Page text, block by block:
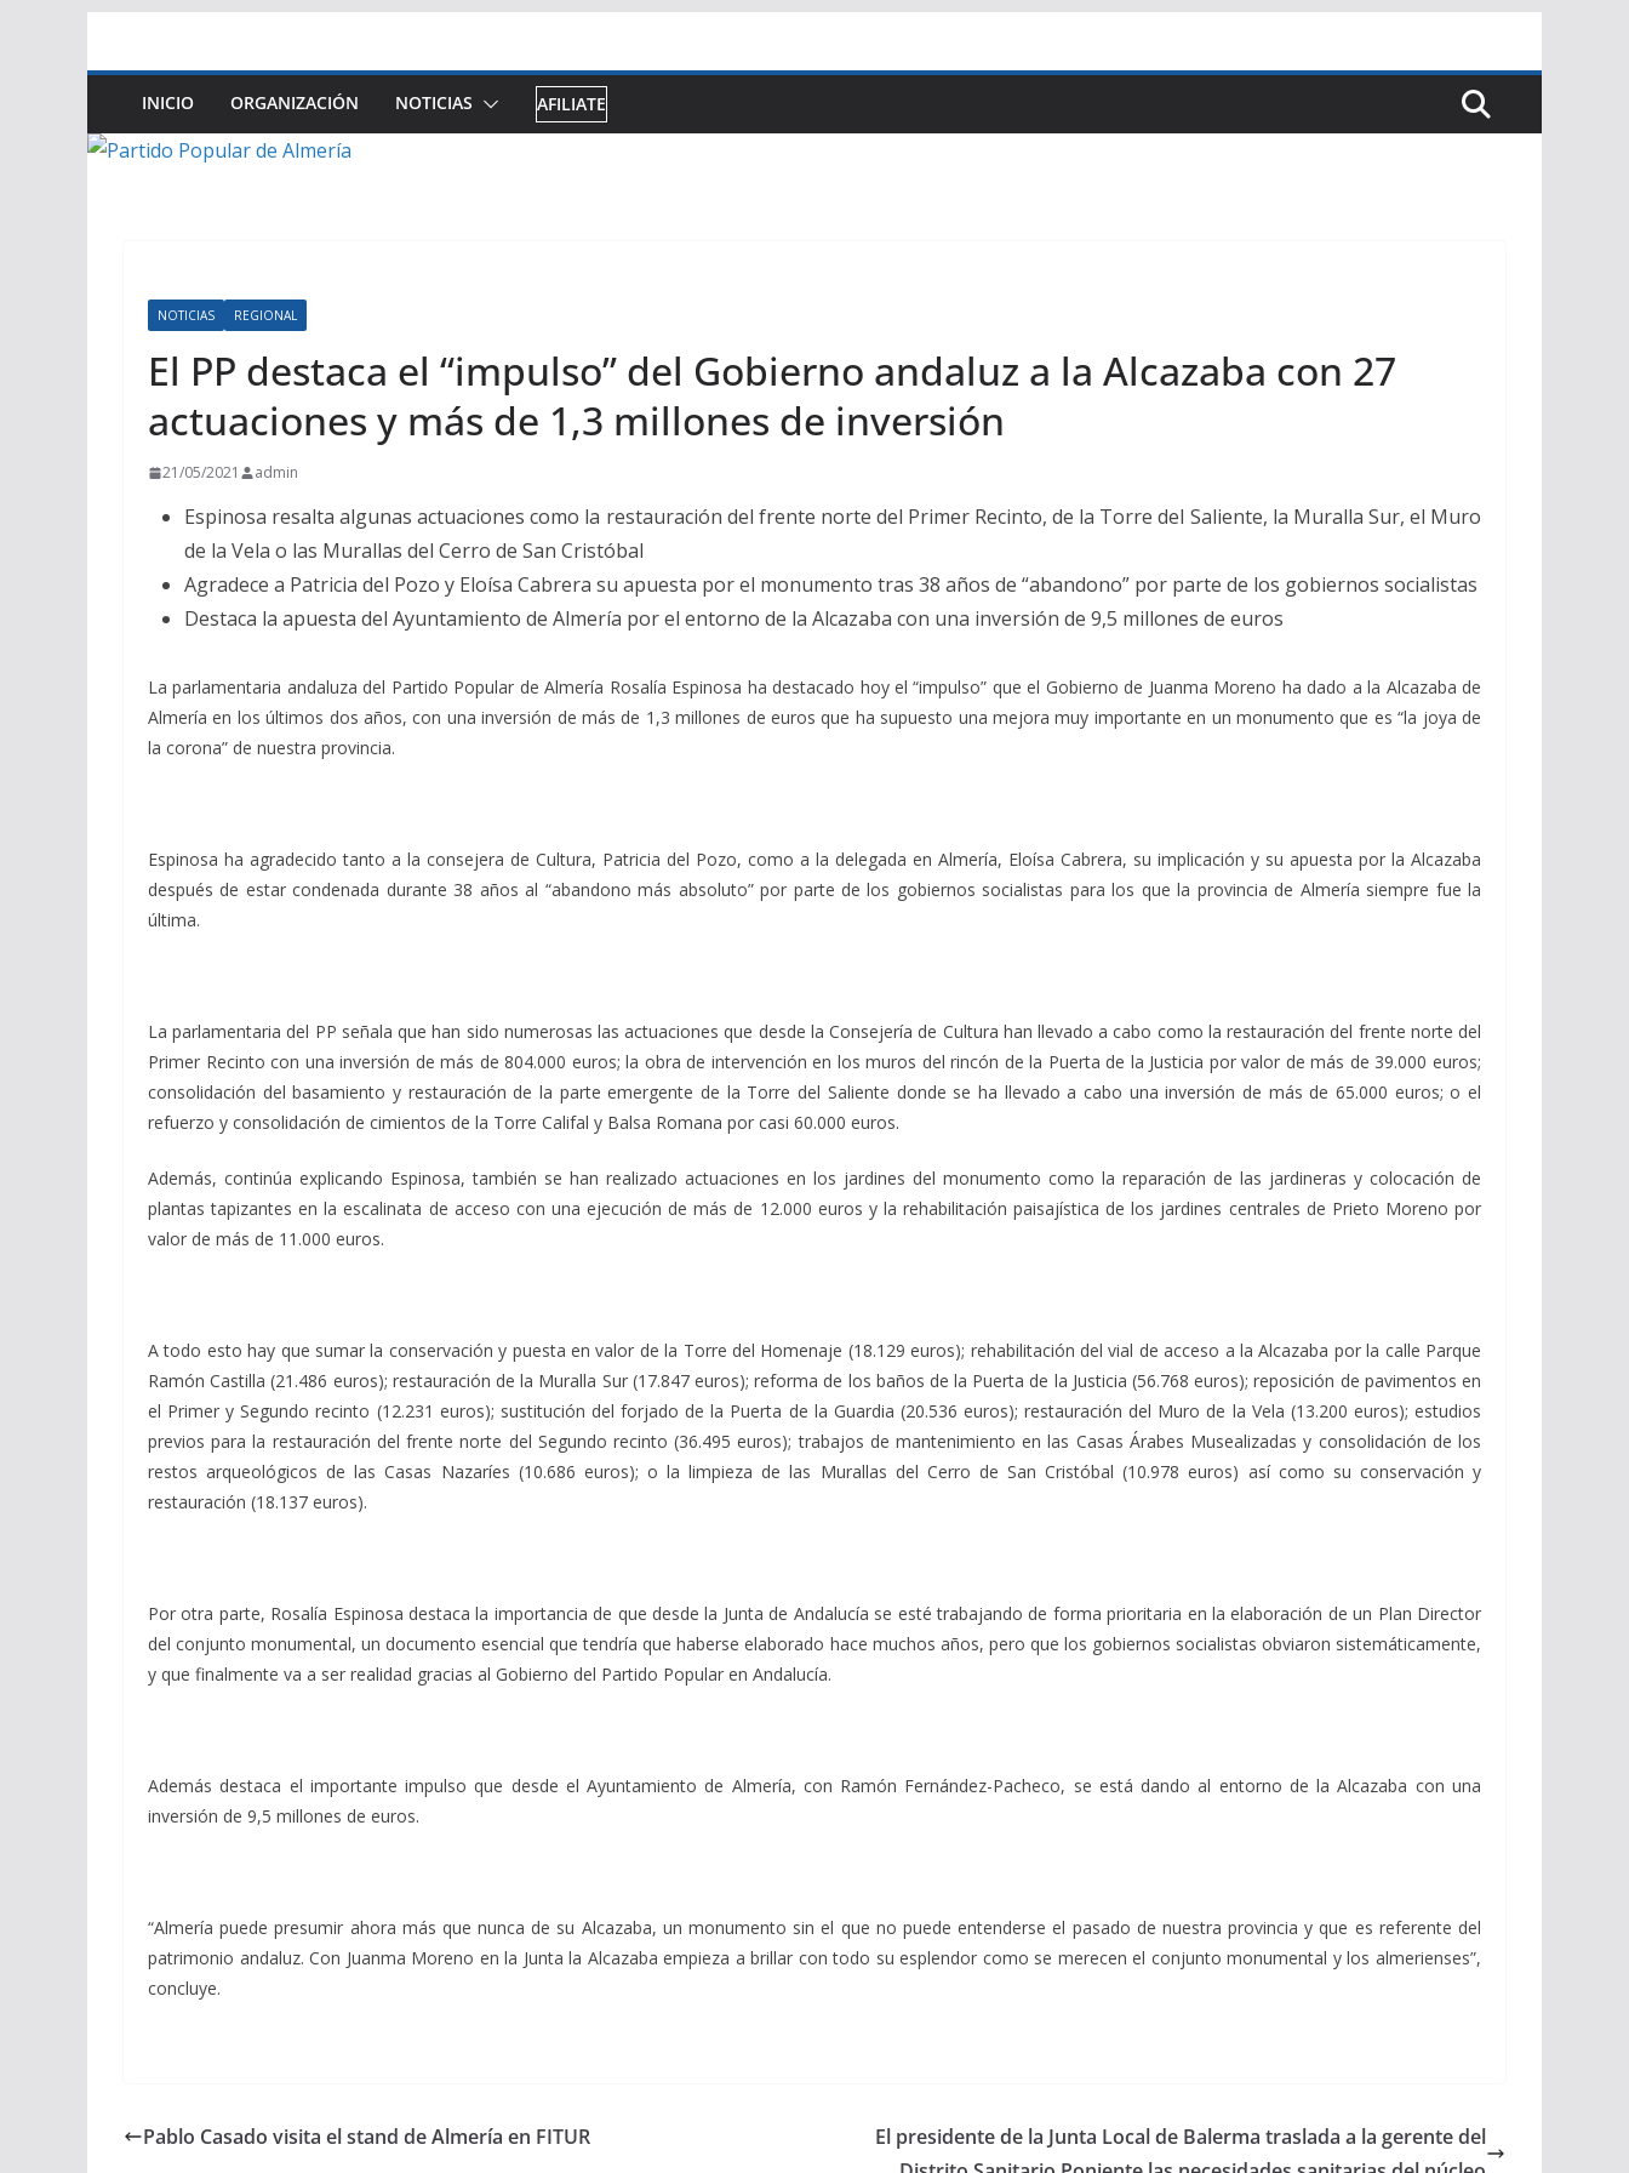
contenido
INICIO ORGANIZACIÓN NOTICIAS AFILIATE
NOTICIAS REGIONAL
El PP destaca el “impulso” del Gobierno andaluz a la Alcazaba con 27
actuaciones y más de 1,3 millones de inversión
21/05/2021 admin
Espinosa resalta algunas actuaciones como la restauración del frente norte del Primer Recinto, de la Torre del Saliente, la Muralla Sur, el Muro
de la Vela o las Murallas del Cerro de San Cristóbal
Agradece a Patricia del Pozo y Eloísa Cabrera su apuesta por el monumento tras 38 años de “abandono” por parte de los gobiernos socialistas
Destaca la apuesta del Ayuntamiento de Almería por el entorno de la Alcazaba con una inversión de 9,5 millones de euros
La parlamentaria andaluza del Partido Popular de Almería Rosalía Espinosa ha destacado hoy el “impulso” que el Gobierno de Juanma Moreno ha dado a la Alcazaba de
Almería en los últimos dos años, con una inversión de más de 1,3 millones de euros que ha supuesto una mejora muy importante en un monumento que es “la joya de
la corona” de nuestra provincia.
Espinosa ha agradecido tanto a la consejera de Cultura, Patricia del Pozo, como a la delegada en Almería, Eloísa Cabrera, su implicación y su apuesta por la Alcazaba
después de estar condenada durante 38 años al “abandono más absoluto” por parte de los gobiernos socialistas para los que la provincia de Almería siempre fue la
última.
La parlamentaria del PP señala que han sido numerosas las actuaciones que desde la Consejería de Cultura han llevado a cabo como la restauración del frente norte del
Primer Recinto con una inversión de más de 804.000 euros; la obra de intervención en los muros del rincón de la Puerta de la Justicia por valor de más de 39.000 euros;
consolidación del basamiento y restauración de la parte emergente de la Torre del Saliente donde se ha llevado a cabo una inversión de más de 65.000 euros; o el
refuerzo y consolidación de cimientos de la Torre Califal y Balsa Romana por casi 60.000 euros.
Además, continúa explicando Espinosa, también se han realizado actuaciones en los jardines del monumento como la reparación de las jardineras y colocación de
plantas tapizantes en la escalinata de acceso con una ejecución de más de 12.000 euros y la rehabilitación paisajística de los jardines centrales de Prieto Moreno por
valor de más de 11.000 euros.
A todo esto hay que sumar la conservación y puesta en valor de la Torre del Homenaje (18.129 euros); rehabilitación del vial de acceso a la Alcazaba por la calle Parque
Ramón Castilla (21.486 euros); restauración de la Muralla Sur (17.847 euros); reforma de los baños de la Puerta de la Justicia (56.768 euros); reposición de pavimentos en
el Primer y Segundo recinto (12.231 euros); sustitución del forjado de la Puerta de la Guardia (20.536 euros); restauración del Muro de la Vela (13.200 euros); estudios
previos para la restauración del frente norte del Segundo recinto (36.495 euros); trabajos de mantenimiento en las Casas Árabes Musealizadas y consolidación de los
restos arqueológicos de las Casas Nazaríes (10.686 euros); o la limpieza de las Murallas del Cerro de San Cristóbal (10.978 euros) así como su conservación y
restauración (18.137 euros).
Por otra parte, Rosalía Espinosa destaca la importancia de que desde la Junta de Andalucía se esté trabajando de forma prioritaria en la elaboración de un Plan Director
del conjunto monumental, un documento esencial que tendría que haberse elaborado hace muchos años, pero que los gobiernos socialistas obviaron sistemáticamente,
y que finalmente va a ser realidad gracias al Gobierno del Partido Popular en Andalucía.
Además destaca el importante impulso que desde el Ayuntamiento de Almería, con Ramón Fernández-Pacheco, se está dando al entorno de la Alcazaba con una
inversión de 9,5 millones de euros.
“Almería puede presumir ahora más que nunca de su Alcazaba, un monumento sin el que no puede entenderse el pasado de nuestra provincia y que es referente del
patrimonio andaluz. Con Juanma Moreno en la Junta la Alcazaba empieza a brillar con todo su esplendor como se merecen el conjunto monumental y los almerienses”,
concluye.
Pablo Casado visita el stand de Almería en FITUR
El presidente de la Junta Local de Balerma traslada a la gerente del